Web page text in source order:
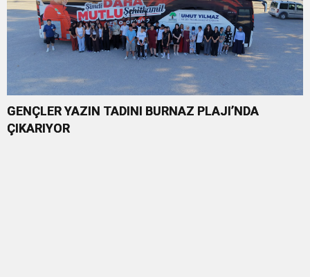
GENÇLER YAZIN TADINI BURNAZ PLAJI’NDA
ÇIKARIYOR